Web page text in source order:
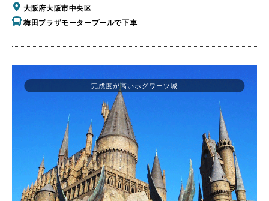
大阪府大阪市中央区
梅田プラザモータープールで下車
完成度が高いホグワーツ城